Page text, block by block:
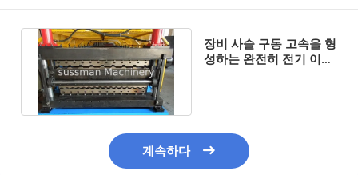
장비 사슬 구동 고속을 형
성하는 완전히 전기 이중
계속하다